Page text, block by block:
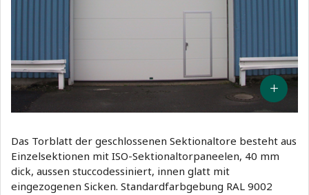
Das Torblatt der geschlossenen Sektionaltore besteht aus
Einzelsektionen mit ISO-Sektionaltorpaneelen, 40 mm
dick, aussen stuccodessiniert, innen glatt mit
eingezogenen Sicken. Standardfarbgebung RAL 9002